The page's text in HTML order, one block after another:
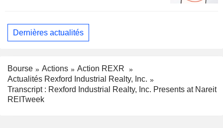
Dernières actualités
Bourse Actions
Action REXR
Actualités Rexford Industrial Realty, Inc.
Transcript : Rexford Industrial Realty, Inc. Presents at Nareit
REITweek